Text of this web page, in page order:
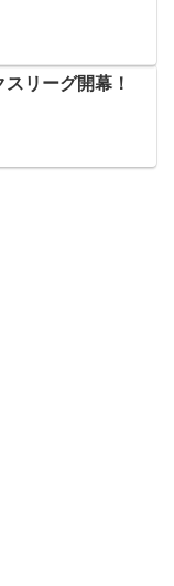
リーグ開幕！